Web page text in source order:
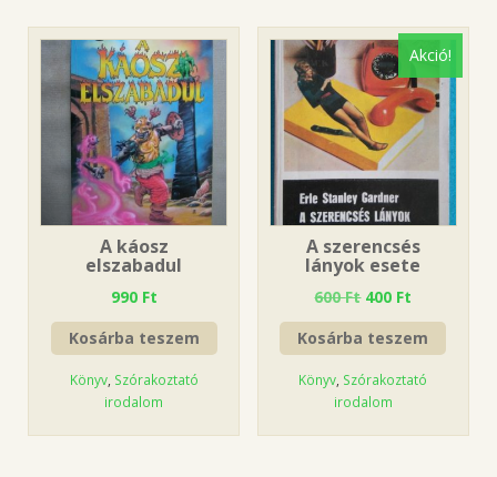
A káosz
elszabadul
990 Ft
Kosárba teszem
Könyv, Szórakoztató
irodalom
Akció!
A szerencsés
lányok esete
600Ft 400 Ft
Kosárba teszem
Könyv Szórakoztató
irodalom